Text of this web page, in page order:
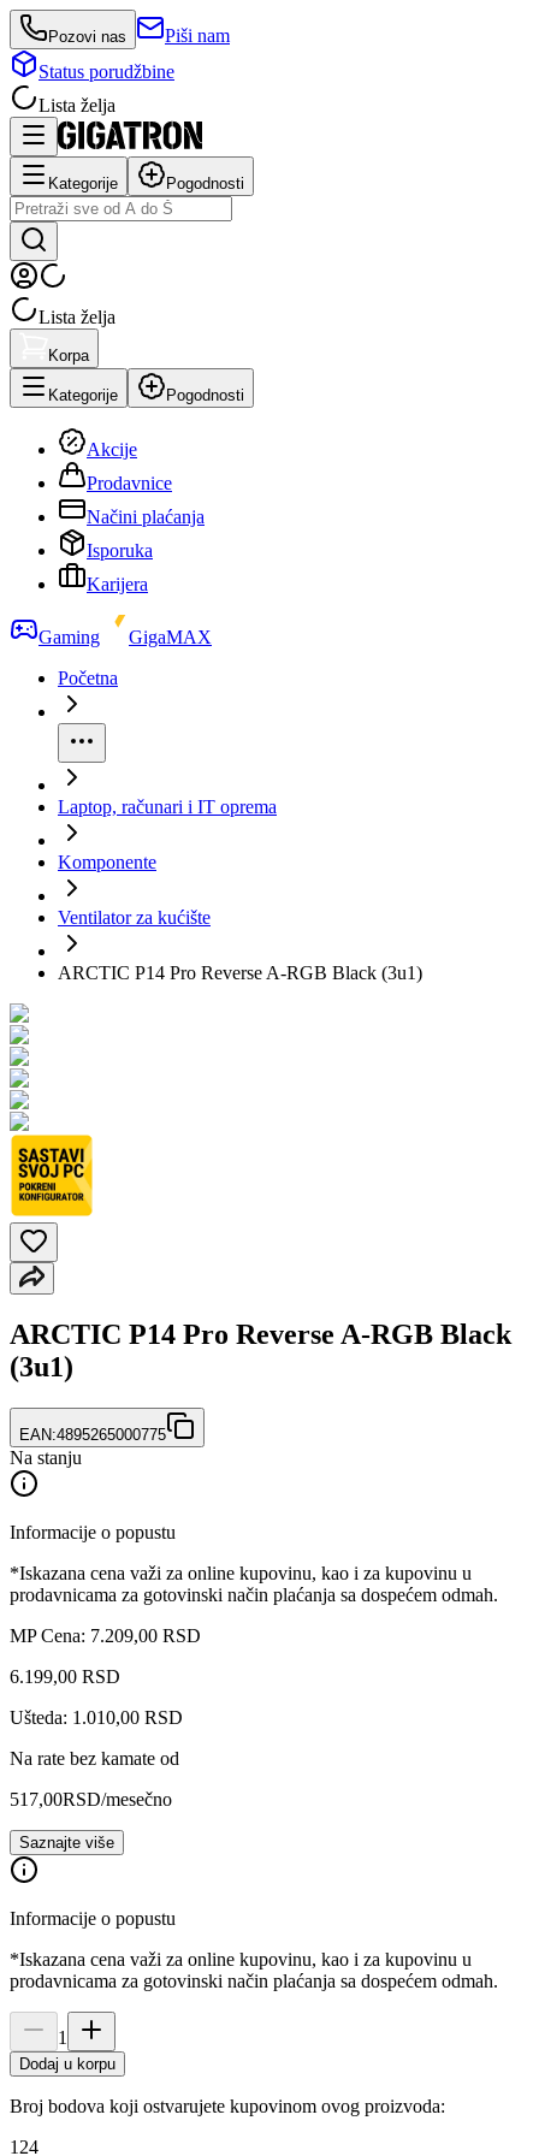
Pozovi nas
Piši nam
Status porudžbine
Lista želja
Kategorije Pogodnosti
Lista želja
Korpa
Kategorije Pogodnosti
Akcije
Prodavnice
Načini plaćanja
Isporuka
Karijera
Gaming
GigaMAX
Početna
Laptop, računari i IT oprema
Komponente
Ventilator za kućište
ARCTIC P14 Pro Reverse A-RGB Black (3u1)
ARCTIC P14 Pro Reverse A-RGB Black
(3u1)
EAN:4895265000775
Na stanju
Informacije o popustu
*Iskazana cena važi za online kupovinu, kao i za kupovinu u
prodavnicama za gotovinski način plaćanja sa dospećem odmah.
MP Cena: 7.209,00 RSD
6.199,00 RSD
Ušteda: 1.010,00 RSD
Na rate bez kamate od
517,00RSD/mesečno
Saznajte više
Informacije o popustu
*Iskazana cena važi za online kupovinu, kao i za kupovinu u
prodavnicama za gotovinski način plaćanja sa dospećem odmah.
1
Dodaj u korpu
Broj bodova koji ostvarujete kupovinom ovog proizvoda:
124